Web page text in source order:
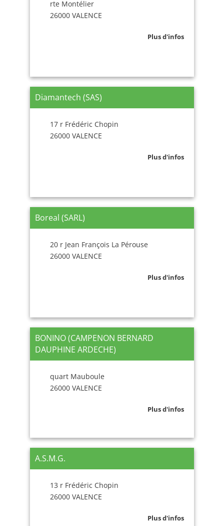
rte Montélier
26000 VALENCE
Plus d'infos
Diamantech (SAS)
17 r Frédéric Chopin
26000 VALENCE
Plus d'infos
Boreal (SARL)
20 r Jean François La Pérouse
26000 VALENCE
Plus d'infos
BONINO (CAMPENON BERNARD
DAUPHINE ARDECHE)
quart Mauboule
26000 VALENCE
Plus d'infos
A.S.M.G.
13 r Frédéric Chopin
26000 VALENCE
Plus d'infos